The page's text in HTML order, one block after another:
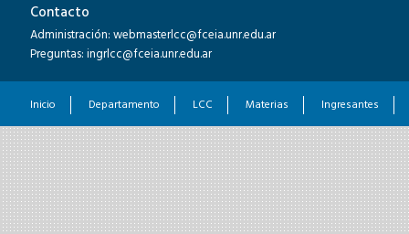
Contacto
Administración: webmasterlcc@fceia.unr.edu.ar
Preguntas: ingrlcc@fceia.unr.edu.ar
Inicio Departamento LCC Materias Ingresantes